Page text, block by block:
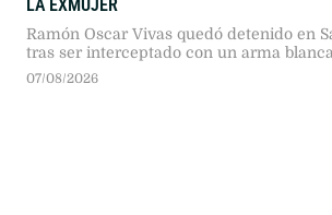
LA EXMUJER
Ramón Oscar Vivas quedó detenido en
tras ser interceptado con un arma
contra la expareja de su novia.
07/08/2026